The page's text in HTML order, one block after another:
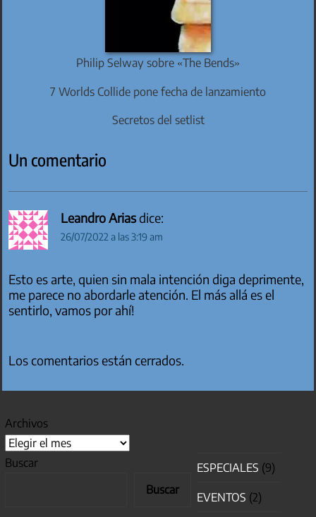
Philip Selway sobre «The Bends»
7 Worlds Collide pone fecha de lanzamiento
Secretos del setlist
Un comentario
Leandro Ariasdice:
26/07/2022 a las 3:19 am
Esto es arte, quien sin mala intención diga deprimente,
me parece no abordarle atención. El más allá es el
sentirlo, vamos por ahí!
Los comentarios están cerrados.
Archivos
Buscar
Buscar
ESPECIALES (9)
EVENTOS (2)